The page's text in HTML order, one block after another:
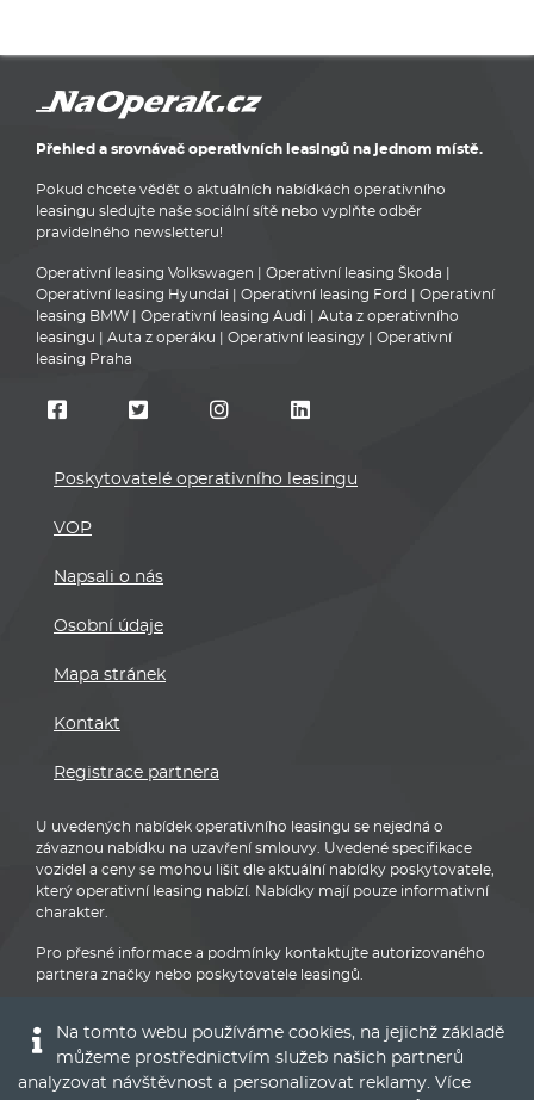
Přehled a srovnávač operativních leasingů na jednom místě.
Pokud chcete vědět o aktuálních nabídkách operativního
leasingu sledujte naše sociální sítě nebo vyplňte odběr
pravidelného newsletteru!
Operativní leasing Volkswagen Operativní leasing Škoda
Operativní leasing Hyundai
Operativní leasing Ford
Operativní
leasing BMW
Operativní leasing Audi
Auta z operativního
leasingu
Auta z operáku Operativní leasingy
Operativní
leasing Praha
Poskytovatelé operativního leasingu
VOP
Napsali o nás
Osobní údaje
Mapa stránek
Kontakt
Registrace partnera
U uvedených nabídek operativního leasingu se nejedná o
závaznou nabídku na uzavření smlouvy. Uvedené specifikace
vozidel a ceny se mohou lišit dle aktuální nabídky poskytovatele,
který operativní leasing nabízí. Nabídky mají pouze informativní
charakter.
Pro přesné informace a podmínky kontaktujte autorizovaného
partnera značky nebo poskytovatele leasingů.
Na tomto webu používáme cookies, na jejichž základě
můžeme prostřednictvím služeb našich partnerů
analyzovat návštěvnost a personalizovat reklamy. Více